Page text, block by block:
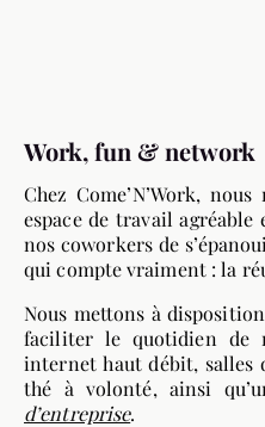
Work, fun & network
Chez Come’N’Work,
espace de travail
nos coworkers de
qui compte vraiment : la
Nous mettons à
faciliter le quotidien de
internet haut débit, salles
thé à volonté, ainsi
d’entreprise.